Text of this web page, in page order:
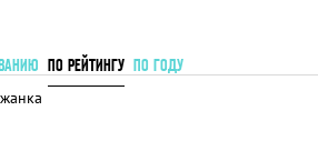
ПО РЕЙТИНГУ ПО ГОДУ